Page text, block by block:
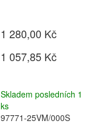
1 280,00 Kč
1 057,85 Kč
Skladem posledních 1
ks
97771-25VM/000S